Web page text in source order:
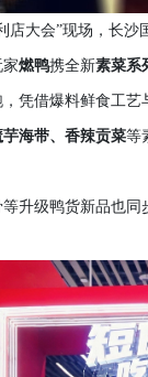
店大会”现场，长
燃鸭携全新素菜系
凭借爆料鲜食工
芋海带、 香辣贡菜等
升级鸭货新品也